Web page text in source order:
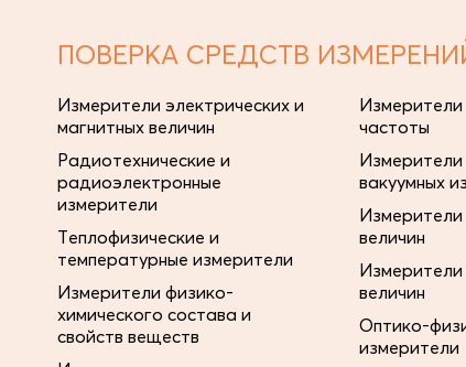
ПОВЕРКА СРЕДСТВ
Измерители электрических и
магнитных величин
Радиотехнические и
радиоэлектронные
измерители
Теплофизические и
температурные измерители
Измерители физико-
химического состава и
свойств веществ
Измерители
частоты
Измерители
вакуумных
Измерители
величин
Измерители
величин
Оптико-
измерители